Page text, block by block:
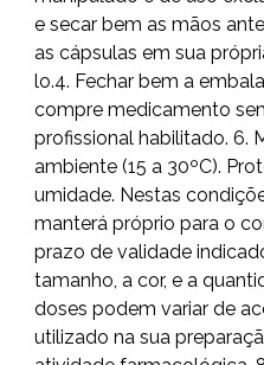
e secar bem as mãos
as cápsulas em sua
lo.4. Fechar bem a
compre medicamento
profissional habilitado. 6.
ambiente (15 a 30ºC).
umidade. Nestas
manterá próprio para o
prazo de validade
tamanho, a cor, e a
doses podem variar de
utilizado na sua